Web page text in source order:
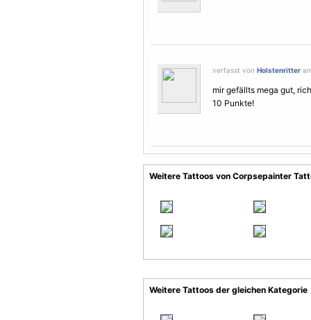
verfasst von Holstenritter
mir gefällts mega gut,
10 Punkte!
Weitere Tattoos von Corpsepainter
Weitere Tattoos der gleichen Kategorie